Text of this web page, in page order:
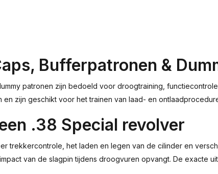
Bufferpatronen &
patronen zijn bedoeld voor droogtraining,
zijn geschikt voor het trainen van laad- en
.38 Special revolver
trekkercontrole, het laden en legen van de cilinder en
van de slagpin tijdens droogvuren opvangt. De exacte